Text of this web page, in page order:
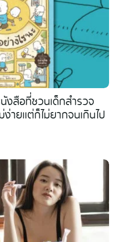
งสือที่ชวนเด็กสำรวจ
ง่ายแต่ก็ไม่ยากจนเกินไป